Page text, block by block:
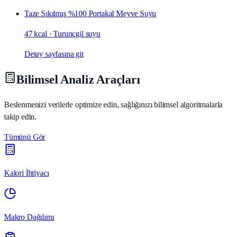
Taze Sıkılmış %100 Portakal Meyve Suyu
47 kcal ·Turunçgil suyu
Detay sayfasına git
Bilimsel Analiz Araçları
Beslenmenizi verilerle optimize edin, sağlığınızı bilimsel algoritmalarla
takip edin.
Tümünü Gör
Kalori İhtiyacı
Makro Dağılımı